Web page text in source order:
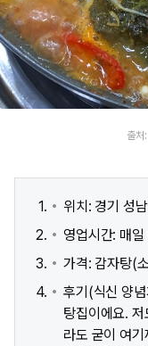
출
위치: 경기 성
영업시간: 매
가격: 감자탕(
후기(식신 양
탕집이에요.
라도 굳이 여